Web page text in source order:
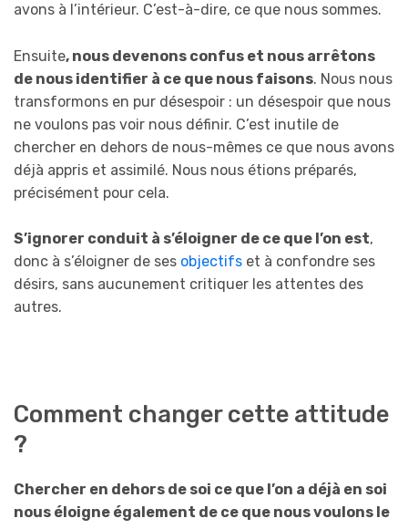
avons à l’intérieur. C’est-à-dire, ce que nous sommes.
Ensuite, nous devenons confus et nous arrêtons
de nous identifier à ce que nous faisons. Nous nous
transformons en pur désespoir : un désespoir que nous
ne voulons pas voir nous définir. C’est inutile de
chercher en dehors de nous-mêmes ce que nous avons
déjà appris et assimilé. Nous nous étions préparés,
précisément pour cela.
S’ignorer conduit à s’éloigner de ce que l’on est,
donc à s’éloigner de ses objectifs et à confondre ses
désirs, sans aucunement critiquer les attentes des
autres.
Comment changer cette attitude
?
Chercher en dehors de soi ce que l’on a déjà en soi
nous éloigne également de ce que nous voulons le